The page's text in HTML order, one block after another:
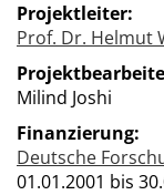
Projektleiter:
Prof. Dr. Helmut
Milind Joshi
Finanzierung:
Deutsche
01.01.2001 bis